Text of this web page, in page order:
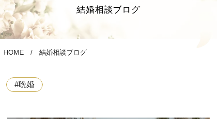
結婚相談ブログ
HOME 結婚相談ブログ
#晩婚